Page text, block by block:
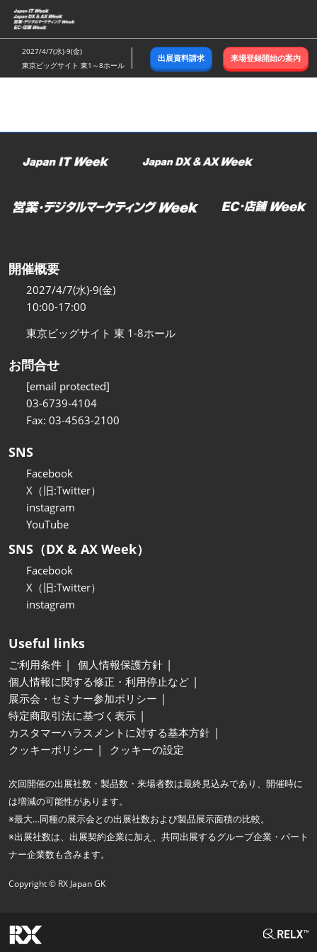
ス
キ
ッ
し
む
2027/4/7(水)-9(金)
東京ビッグサイト 東1～8ホール
出展資料請求 来場登録開始の案内
開催概要
2027/4/7(水)-9(金)
10:00-17:00
東京ビッグサイト 東 1-8ホール
お問合せ
[email protected]
03-6739-4104
Fax: 03-4563-2100
SNS
Facebook
X（旧:Twitter）
instagram
YouTube
SNS（DX & AX Week）
Facebook
X（旧:Twitter）
instagram
Useful links
ご利用条件
個人情報保護方針
個人情報に関する修正・利用停止など
展示会・セミナー参加ポリシー
特定商取引法に基づく表示
カスタマーハラスメントに対する基本方針
クッキーポリシー
クッキーの設定
次回開催の出展社数・製品数・来場者数は最終見込みであり、開催時に
は増減の可能性があります。
※最大…同種の展示会との出展社数および製品展示面積の比較。
※出展社数は、出展契約企業に加え、共同出展するグループ企業・パート
ナー企業数も含みます。
Copyright © RX Japan GK